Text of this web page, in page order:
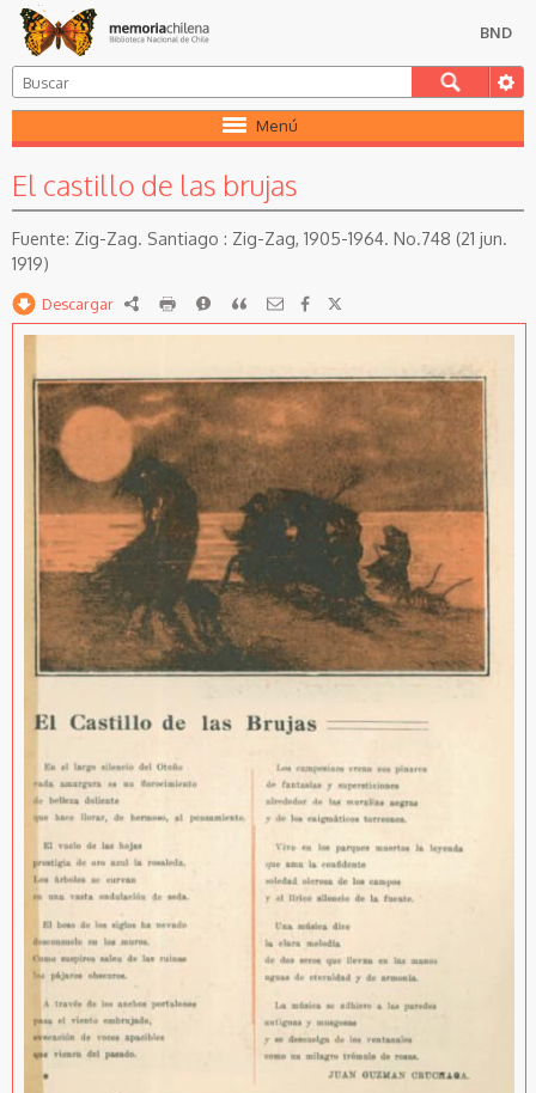
BND
Menú
El castillo de las brujas
Zig-Zag. Santiago : Zig-Zag, 1905-1964. No.748 (21 jun.
1919)
Descargar RDF imprimirReportarCitar